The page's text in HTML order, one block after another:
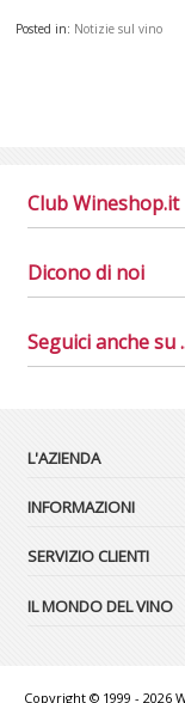
Posted in: Notizie sul vino
Club Wineshop.it
Dicono di noi
Seguici anche su
L'AZIENDA
INFORMAZIONI
SERVIZIO CLIENTI
IL MONDO DEL VINO
Copyright © 1999 - 2026